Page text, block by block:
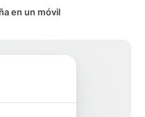
en un móvil